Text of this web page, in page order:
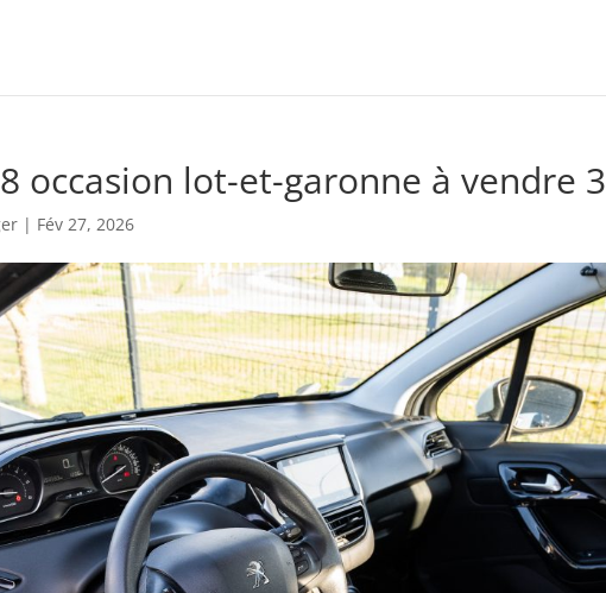
occasion lot-et-garonne à vendre 3
| Fév 27, 2026